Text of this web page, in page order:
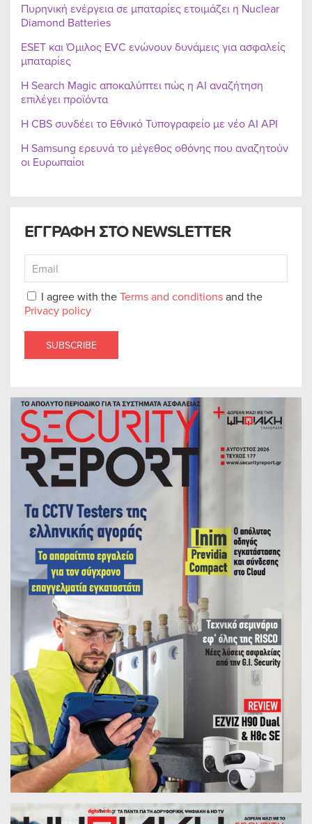
ΕΓΓΡΑΦΗ ΣΤΟ NEWSLETTER
I agree with theTerms and conditionsand the
Privacy policy
SUBSCRIBE
Πυρηνική ενέργεια σε μπαταρίες ετοιμάζει η Nuclear
Diamond Batteries
ESET και Όμιλος EVC ενώνουν δυνάμεις για ασφαλείς
μπαταρίες
Η Search Magic αποκαλύπτει πώς η AI αναζήτηση
επιλέγει προϊόντα
Η CBS συνδέει το Εθνικό Τυπογραφείο με νέο AI API
Η Samsung ερευνά το μέγεθος οθόνης που αναζητούν
οι Ευρωπαίοι